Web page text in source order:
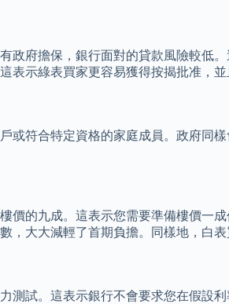
政府擔保，銀行面對的貸款風險較低
表示綠表買家更容易獲得按揭批准，
或符合特定資格的家庭成員。政府同
價的九成。這表示您需要準備樓價一
，大大減輕了首期負擔。同樣地，白
測試。這表示銀行不會要求您在假設